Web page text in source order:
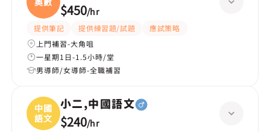
$450/hr
提供筆記 提供練習題/試題
應試策略
上門補習-大角咀
一星期1日-1.5小時/堂
男導師/女導師-全職補習
中國
語文
小二,中國語文
$240/hr